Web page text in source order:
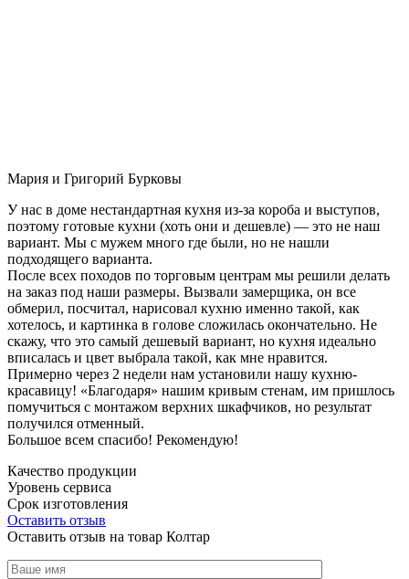
Мария и Григорий Бурковы
У нас в доме нестандартная кухня из-за короба и выступов,
поэтому готовые кухни (хоть они и дешевле) — это не наш
вариант. Мы с мужем много где были, но не нашли
подходящего варианта.
После всех походов по торговым центрам мы решили делать
на заказ под наши размеры. Вызвали замерщика, он все
обмерил, посчитал, нарисовал кухню именно такой, как
хотелось, и картинка в голове сложилась окончательно. Не
скажу, что это самый дешевый вариант, но кухня идеально
вписалась и цвет выбрала такой, как мне нравится.
Примерно через 2 недели нам установили нашу кухню-
красавицу! «Благодаря» нашим кривым стенам, им пришлось
помучиться с монтажом верхних шкафчиков, но результат
получился отменный.
Большое всем спасибо! Рекомендую!
Качество продукции
Уровень сервиса
Срок изготовления
Оставить отзыв
Оставить отзыв на товар Колтар